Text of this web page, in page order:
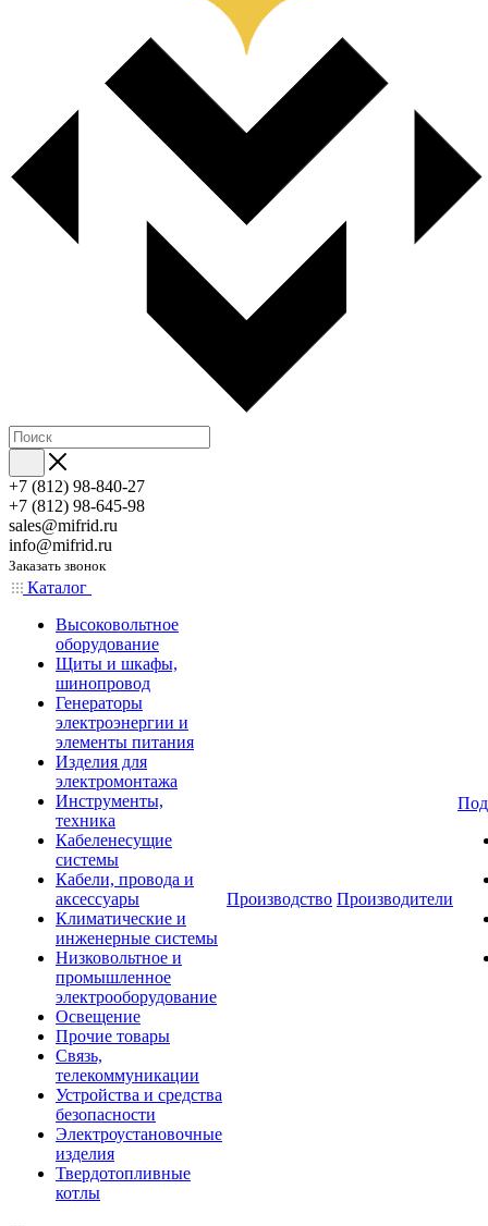
+7 (812) 98-840-27
+7 (812) 98-645-98
sales@mifrid.ru
info@mifrid.ru
Заказать звонок
Каталог
Высоковольтное
оборудование
Щиты и шкафы,
шинопровод
Генераторы
электроэнергии и
элементы питания
Изделия для
электромонтажа
Инструменты,
техника
Кабеленесущие
системы
Кабели, провода и
аксессуары
Климатические и
инженерные системы
Низковольтное и
промышленное
электрооборудование
Освещение
Прочие товары
Связь,
телекоммуникации
Устройства и средства
безопасности
Электроустановочные
изделия
Твердотопливные
котлы
Производство Производители